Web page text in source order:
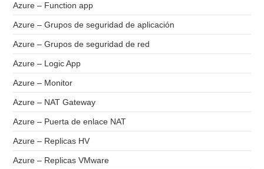
Azure – Function app
Azure – Grupos de seguridad de aplicación
Azure – Grupos de seguridad de red
Azure – Logic App
Azure – Monitor
Azure – NAT Gateway
Azure – Puerta de enlace NAT
Azure – Replicas HV
Azure – Replicas VMware